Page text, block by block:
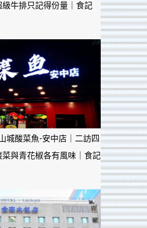
牛排只記得份量｜食記
城酸菜魚-安中店｜二訪四
與青花椒各有風味｜食記